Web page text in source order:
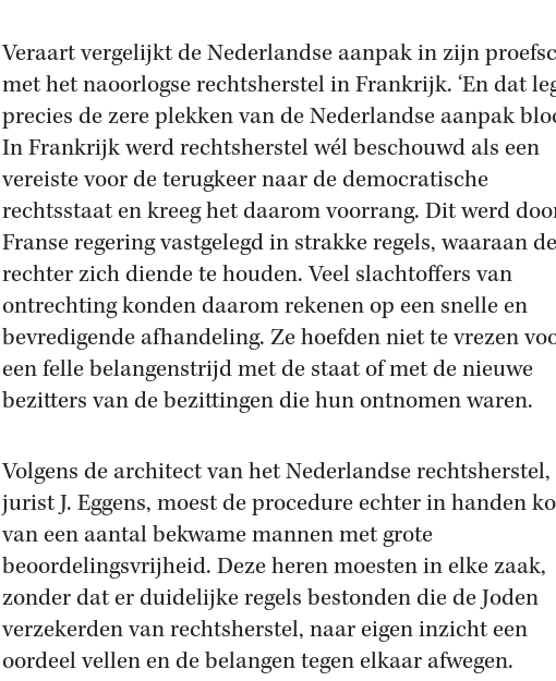
Veraart vergelijkt de Nederlandse aanpak in zijn
met het naoorlogse rechtsherstel in Frankrijk. ‘En dat
precies de zere plekken van de Nederlandse aanpak
In Frankrijk werd rechtsherstel wél beschouwd als een
vereiste voor de terugkeer naar de democratische
rechtsstaat en kreeg het daarom voorrang. Dit werd
Franse regering vastgelegd in strakke regels, waaraan de
rechter zich diende te houden. Veel slachtoffers van
ontrechting konden daarom rekenen op een snelle en
bevredigende afhandeling. Ze hoefden niet te vrezen
een felle belangenstrijd met de staat of met de nieuwe
bezitters van de bezittingen die hun ontnomen waren.
Volgens de architect van het Nederlandse rechtsherstel,
jurist J. Eggens, moest de procedure echter in handen
van een aantal bekwame mannen met grote
beoordelingsvrijheid. Deze heren moesten in elke zaak,
zonder dat er duidelijke regels bestonden die de Joden
verzekerden van rechtsherstel, naar eigen inzicht een
oordeel vellen en de belangen tegen elkaar afwegen.